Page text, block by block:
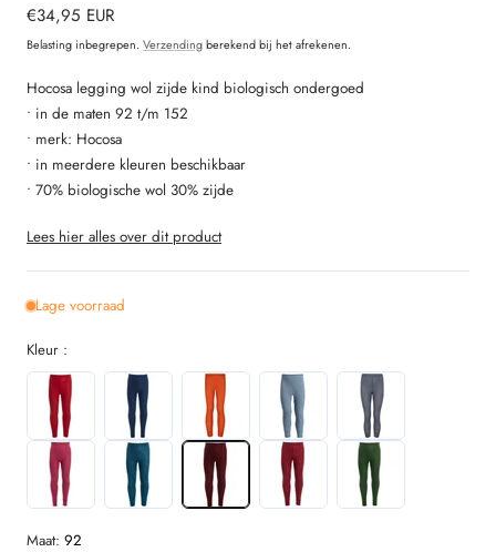
Normale
prijs
€34,95 EUR
Belasting inbegrepen. Verzendingberekend bij het afrekenen.
Hocosa legging wol zijde kind biologisch ondergoed
• in de maten 92 t/m 152
• merk: Hocosa
• in meerdere kleuren beschikbaar
• 70% biologische wol 30% zijde
Lees hier alles over dit product
Lage voorraad
Kleur :
Maat: 92